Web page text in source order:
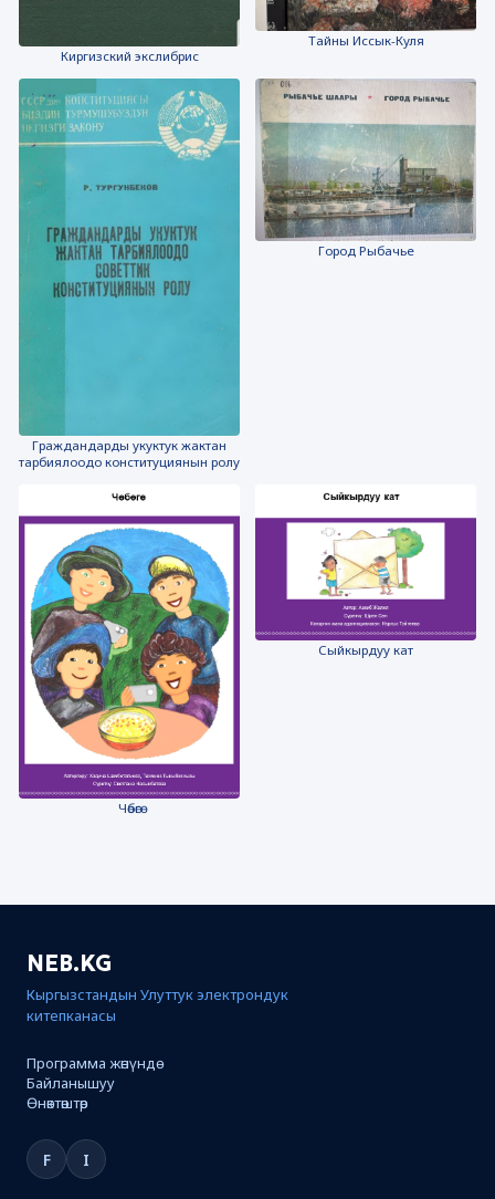
Киргизский экслибрис
Тайны Иссык-Куля
Граждандарды укуктук жактан
тарбиялоодо конституциянын ролу
Город Рыбачье
Чөбөгө
Сыйкырдуу кат
NEB.KG
Кыргызстандын Улуттук электрондук
китепканасы
Программа жөнүндө
Байланышуу
Өнөктөштөр
F I